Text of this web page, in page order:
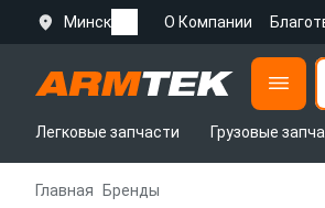
Минск О Компании
Легковые запчасти
Грузовые
Главная Бренды